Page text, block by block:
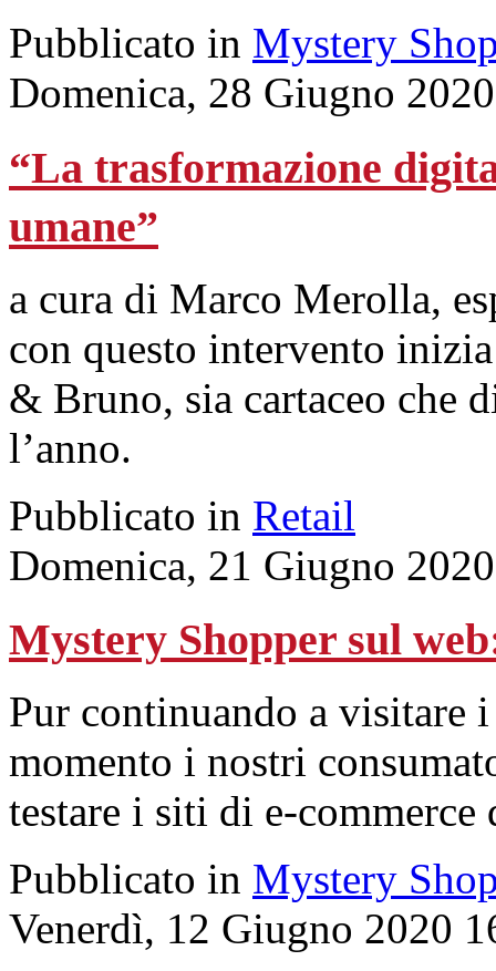
Pubblicato in Mystery
Domenica, 28 Giugno
“La trasformazione
umane”
a cura di Marco Merolla,
con questo intervento
& Bruno, sia cartaceo che
l’anno.
Pubblicato in Retail
Domenica, 21 Giugno
Mystery Shopper sul
Pur continuando a visitare
momento i nostri
testare i siti di e-
Pubblicato in Mystery
Venerdì, 12 Giugno 2020